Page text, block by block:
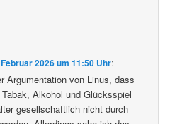
2026 um 11:50 Uhr:
Argumentation von Linus, dass
Alkohol und Glücksspiel
gesellschaftlich nicht durch